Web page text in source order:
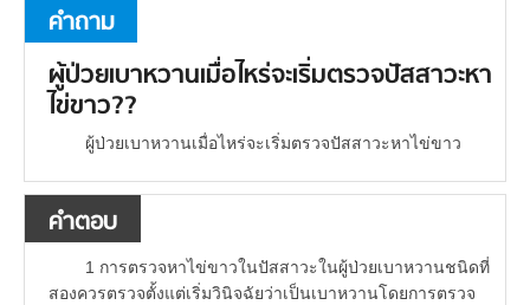
คำถาม
ผู้ป่วยเบาหวานเมื่อไหร่จะเริ่มตรวจปัสสาวะหา
ไข่ขาว??
ผู้ป่วยเบาหวานเมื่อไหร่จะเริ่มตรวจปัสสาวะหาไข่ขาว
คำตอบ
1 การตรวจหาไข่ขาวในปัสสาวะในผู้ป่วยเบาหวานชนิดที่
สองควรตรวจตั้งแต่เริ่มวินิจฉัยว่าเป็นเบาหวานโดยการตรวจ